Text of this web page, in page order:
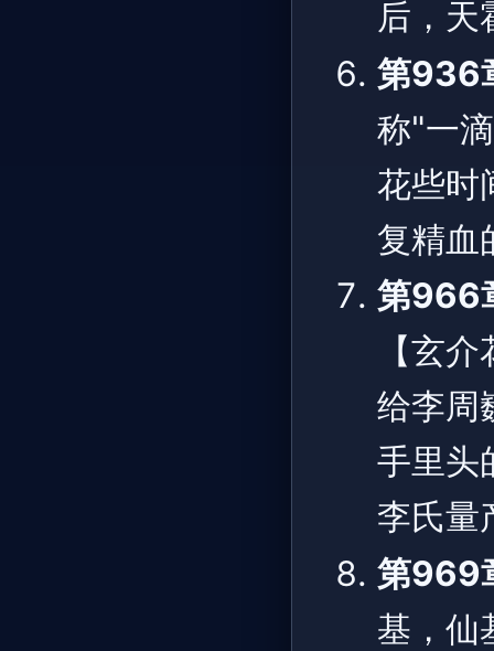
后，天
第936
称"一
花些
复精血
第966
【玄
给李周
手里
李氏量
第969
基，仙